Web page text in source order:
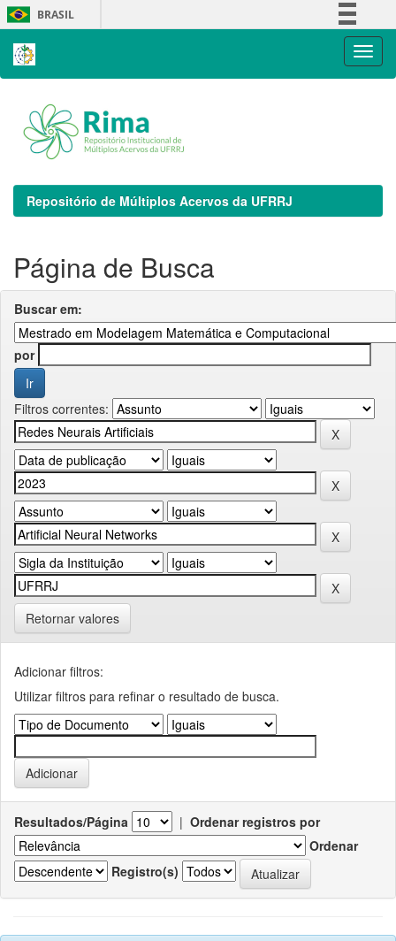
Skip
navigation
BRASIL
Repositório de Múltiplos Acervos da UFRRJ
Página de Busca
Buscar em:
por
Filtros correntes:
Retornar valores
Adicionar filtros:
Utilizar filtros para refinar o resultado de busca.
Resultados/Página | Ordenar registros por
Ordenar
Registro(s)